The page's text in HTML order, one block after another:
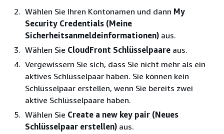
Wählen Sie Ihren Kontonamen und dann My
Security Credentials (Meine
Sicherheitsanmeldeinformationen) aus.
Wählen Sie CloudFront Schlüsselpaare aus.
Vergewissern Sie sich, dass Sie nicht mehr als ein
aktives Schlüsselpaar haben. Sie können kein
Schlüsselpaar erstellen, wenn Sie bereits zwei
aktive Schlüsselpaare haben.
Wählen Sie Create a new key pair (Neues
Schlüsselpaar erstellen) aus.